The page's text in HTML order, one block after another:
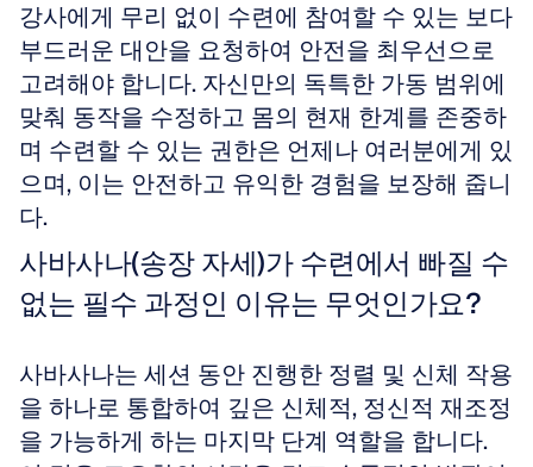
강사에게 무리 없이 수련에 참여할 수 있는 보다
부드러운 대안을 요청하여 안전을 최우선으로
고려해야 합니다. 자신만의 독특한 가동 범위에
맞춰 동작을 수정하고 몸의 현재 한계를 존중하
며 수련할 수 있는 권한은 언제나 여러분에게 있
으며, 이는 안전하고 유익한 경험을 보장해 줍니
다.
사바사나(송장 자세)가 수련에서 빠질 수
없는 필수 과정인 이유는 무엇인가요?
사바사나는 세션 동안 진행한 정렬 및 신체 작용
을 하나로 통합하여 깊은 신체적, 정신적 재조정
을 가능하게 하는 마지막 단계 역할을 합니다.